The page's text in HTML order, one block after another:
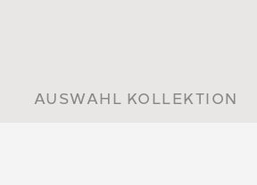
AUSWAHL KOLLEKTION